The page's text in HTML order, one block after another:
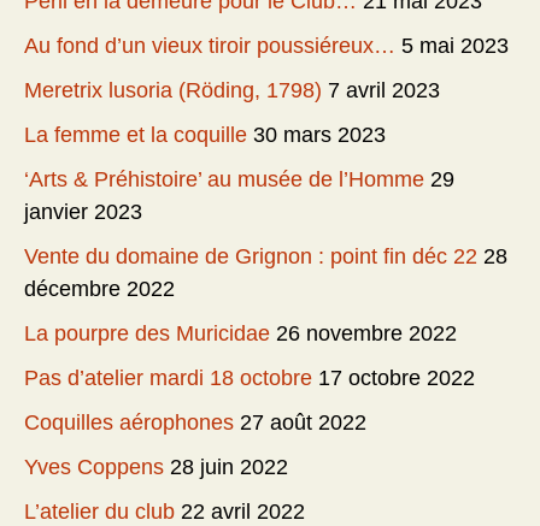
Au fond d’un vieux tiroir poussiéreux… 5 mai 2023
Meretrix lusoria (Röding, 1798) 7 avril 2023
La femme et la coquille 30 mars 2023
‘Arts & Préhistoire’ au musée de l’Homme 29
janvier 2023
Vente du domaine de Grignon : point fin déc 22 28
décembre 2022
La pourpre des Muricidae 26 novembre 2022
Pas d’atelier mardi 18 octobre 17 octobre 2022
Coquilles aérophones 27 août 2022
Yves Coppens 28 juin 2022
L’atelier du club 22 avril 2022